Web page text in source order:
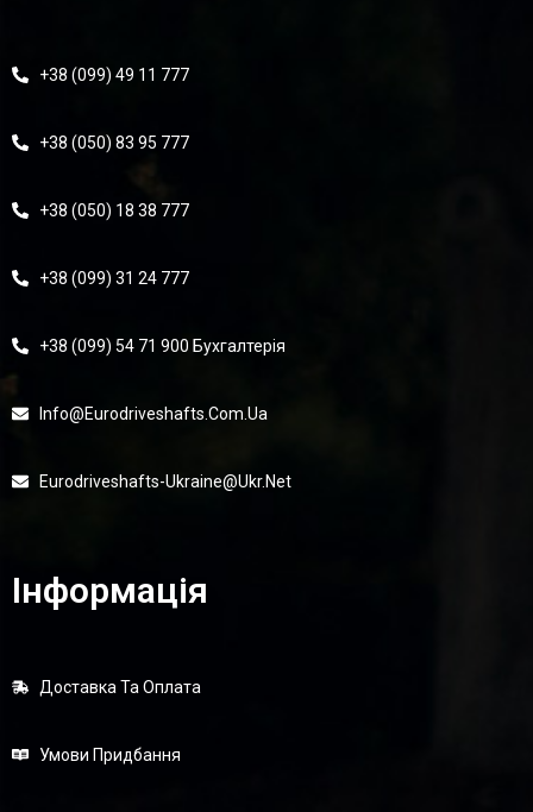
+38 (099) 49 11 777
+38 (050) 83 95 777
+38 (050) 18 38 777
+38 (099) 31 24 777
+38 (099) 54 71 900 Бухгалтерія
Info@eurodriveshafts.com.ua
Eurodriveshafts-Ukraine@ukr.net
Інформація
Доставка Та Оплата
Умови Придбання